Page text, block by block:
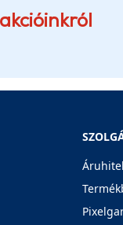
Áruhitel